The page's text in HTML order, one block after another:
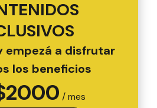
empezá a disfrutar
los beneficios
2000 / mes